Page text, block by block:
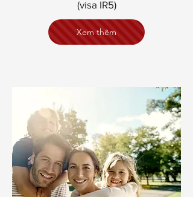
(visa IR5)
Xem thêm